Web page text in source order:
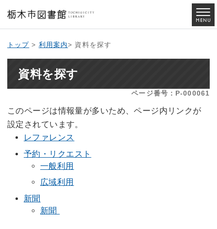
トップ > 利用案内> 資料を探す
資料を探す
ページ番号：P-000061
このページは情報量が多いため、ページ内リンクが
設定されています。
レファレンス
予約・リクエスト
一般利用
広域利用
新聞
新聞